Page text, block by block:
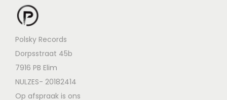
Polsky Records
Dorpsstraat 45b
7916 PB Elim
NULZES- 20182414
Op afspraak is ons